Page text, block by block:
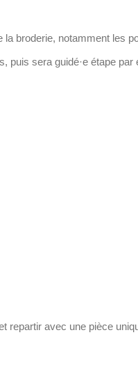
la broderie, notamment les
, puis sera guidé·e étape
repartir avec une pièce